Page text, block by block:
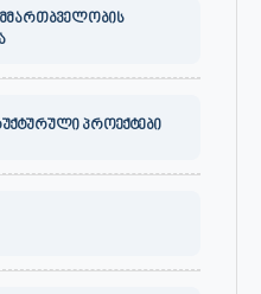
პროექტები